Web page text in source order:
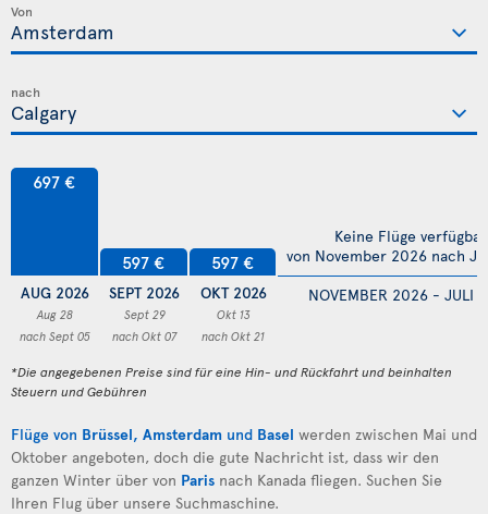
Von
nach
697 €
AUG 2026
Aug 28
nach Sept 05
597 €
SEPT 2026
Sept 29
nach Okt 07
597 €
OKT 2026
Okt 13
nach Okt 21
NOVEMBER 2026 - JULI
Keine Flüge verfügbar
von November 2026 nach
*Die angegebenen Preise sind für eine Hin- und Rückfahrt und beinhalten
Steuern und Gebühren
Flüge von Brüssel, Amsterdam und Basel werden zwischen Mai und
Oktober angeboten, doch die gute Nachricht ist, dass wir den
ganzen Winter über von Paris nach Kanada fliegen. Suchen Sie
Ihren Flug über unsere Suchmaschine.